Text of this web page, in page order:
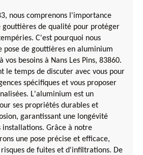
nous comprenons l'importance
de qualité pour protéger
C'est pourquoi nous
pose de gouttières en aluminium
vos besoins à Nans Les Pins, 83860.
le temps de discuter avec vous pour
spécifiques et vous proposer
L'aluminium est un
ses propriétés durables et
garantissant une longévité
installations. Grâce à notre
une pose précise et efficace,
de fuites et d'infiltrations. De